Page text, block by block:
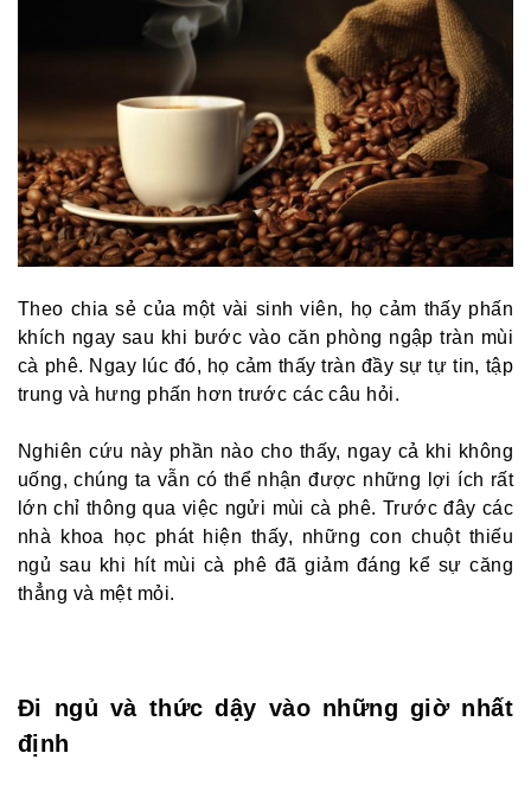
Theo chia sẻ của một vài sinh viên, họ cảm thấy phấn
khích ngay sau khi bước vào căn phòng ngập tràn mùi
cà phê. Ngay lúc đó, họ cảm thấy tràn đầy sự tự tin, tập
trung và hưng phấn hơn trước các câu hỏi.
Nghiên cứu này phần nào cho thấy, ngay cả khi không
uống, chúng ta vẫn có thể nhận được những lợi ích rất
lớn chỉ thông qua việc ngửi mùi cà phê. Trước đây các
nhà khoa học phát hiện thấy, những con chuột thiếu
ngủ sau khi hít mùi cà phê đã giảm đáng kể sự căng
thẳng và mệt mỏi.
Đi ngủ và thức dậy vào những giờ nhất
định